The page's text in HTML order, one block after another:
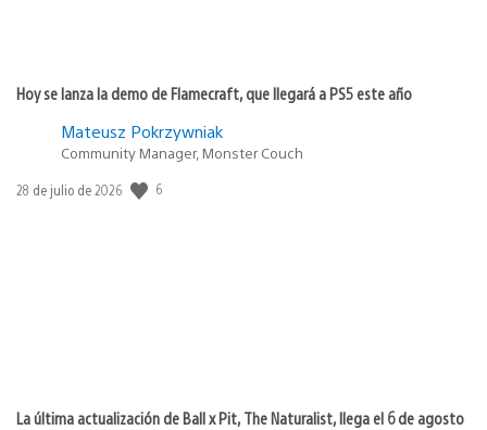
Hoy se lanza la demo de Flamecraft, que llegará a PS5 este año
Mateusz Pokrzywniak
Community Manager, Monster Couch
Fecha
28 de julio de 2026 6
La última actualización de Ball x Pit, The Naturalist, llega el 6 de agosto